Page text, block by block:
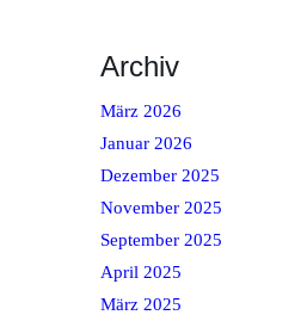
Archiv
März 2026
Januar 2026
Dezember 2025
November 2025
September 2025
April 2025
März 2025